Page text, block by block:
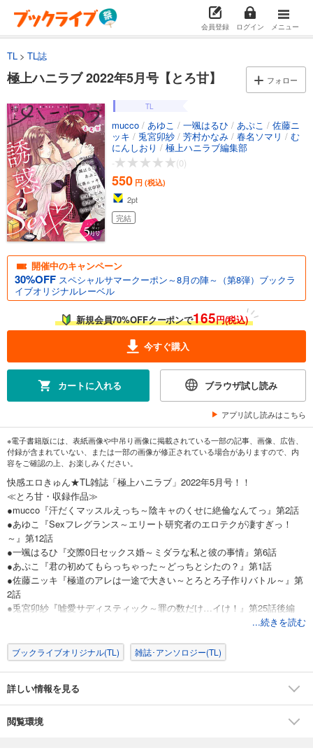
会員登録 ログイン メニュー
TL TL誌
極上ハニラブ 2022年5月号【とろ甘】 フォロー
TL
mucco / あゆこ / 一颯はるひ / あぷこ / 佐藤ニ
ッキ / 兎宮卯紗 / 芳村かなみ / 春名ソマリ / む
にんしおり / 極上ハニラブ編集部
-
(0)
550 円 (税込)
2pt
完結
開催中のキャンペーン
30%OFF スペシャルサマークーポン～8月の陣～（第8弾）ブックラ
イブオリジナルレーベル
新規会員70%OFFクーポンで165円(税込)
今すぐ購入
カートに入れる ブラウザ試し読み
アプリ試し読みはこちら
※電子書籍版には、表紙画像や中吊り画像に掲載されている一部の記事、画像、広告、
付録が含まれていない、または一部の画像が修正されている場合がありますので、内
容をご確認の上、お楽しみください。
快感エロきゅん★TL雑誌「極上ハニラブ」2022年5月号！！
≪とろ甘・収録作品≫
●mucco『汗だくマッスルえっち～陰キャのくせに絶倫なんてっ』第2話
●あゆこ『Sexフレグランス～エリート研究者のエロテクが凄すぎっ！
～』第12話
●一颯はるひ『交際0日セックス婚～ミダラな私と彼の事情』第6話
●あぷこ『君の初めてもらっちゃった～どっちとシたの？』第1話
●佐藤ニッキ『極道のアレは一途で大きい～とろとろ子作りバトル～』第
2話
●兎宮卯紗『嘘愛サディスティック～罪の数だけ…イけ！』第25話後編
●芳村かなみ『専属セフレに内定しました。～社長の指示はミダラで巧み
●春名ソマリ『寡黙なオフィスの獣～タフな警備員は、激しく何度も…
ッ』第6話
11話
...続きを読む
ブックライブオリジナル(TL) 雑誌･アンソロジー(TL)
詳しい情報を見る
閲覧環境